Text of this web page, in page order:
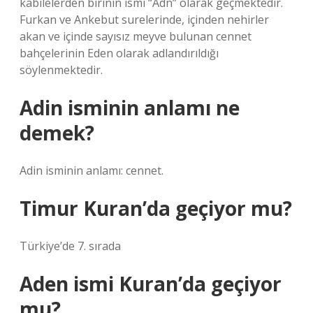
Furkan ve Ankebut surelerinde, içinden nehirler
akan ve içinde sayısız meyve bulunan cennet
bahçelerinin Eden olarak adlandırıldığı
söylenmektedir.
Adin isminin anlamı ne
demek?
Adin isminin anlamı: cennet.
Timur Kuran’da geçiyor mu?
Türkiye’de 7. sırada
Aden ismi Kuran’da geçiyor